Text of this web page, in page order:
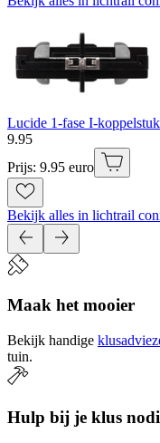
Lucide 1-fase I-
9.95
Prijs: 9.95 euro
Bekijk alles in lichtrail
Maak het mooier
Bekijk handige
tuin.
Hulp bij je klus